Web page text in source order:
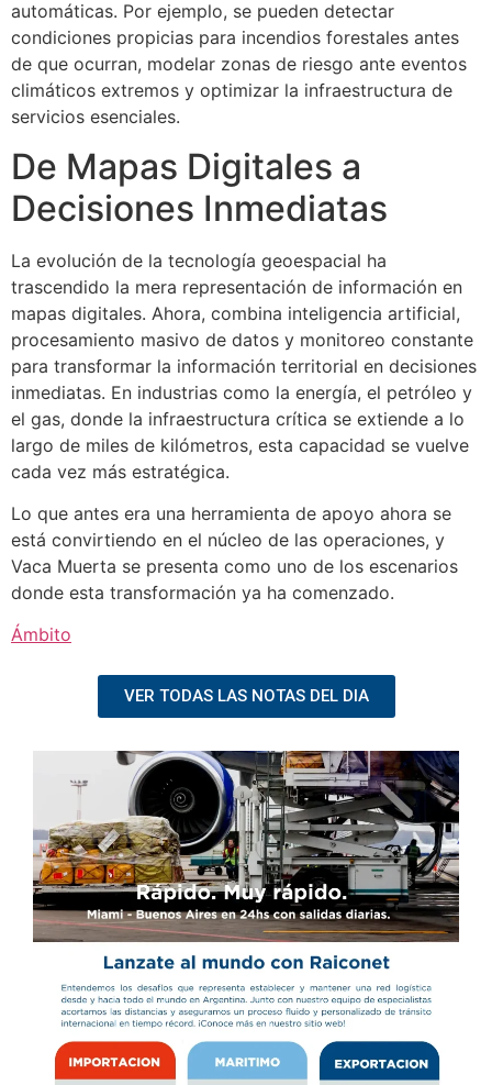
automáticas. Por ejemplo, se pueden detectar
condiciones propicias para incendios forestales antes
de que ocurran, modelar zonas de riesgo ante eventos
climáticos extremos y optimizar la infraestructura de
servicios esenciales.
De Mapas Digitales a
Decisiones Inmediatas
La evolución de la tecnología geoespacial ha
trascendido la mera representación de información en
mapas digitales. Ahora, combina inteligencia artificial,
procesamiento masivo de datos y monitoreo constante
para transformar la información territorial en decisiones
inmediatas. En industrias como la energía, el petróleo y
el gas, donde la infraestructura crítica se extiende a lo
largo de miles de kilómetros, esta capacidad se vuelve
cada vez más estratégica.
Lo que antes era una herramienta de apoyo ahora se
está convirtiendo en el núcleo de las operaciones, y
Vaca Muerta se presenta como uno de los escenarios
donde esta transformación ya ha comenzado.
Ámbito
VER TODAS LAS NOTAS DEL DIA